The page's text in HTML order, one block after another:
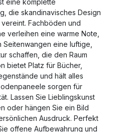
eine komplette
die skandinavisches Design
Fachböden und
verleihen eine warme Note,
eine luftige,
schaffen, die den Raum
bietet Platz für Bücher,
und hält alles
sorgen für
Lassen Sie Lieblingskunst
oder hängen Sie ein Bild
Ausdruck. Perfekt
offene Aufbewahrung und